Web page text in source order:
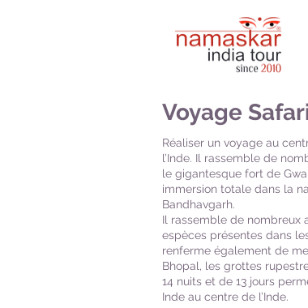
Voyage
Réaliser un voyage au
l’Inde. Il rassemble de
le gigantesque fort de
immersion totale dans la
Bandhavgarh.
Il rassemble de nombreux
espèces présentes dans
renferme également de
Bhopal, les grottes
14 nuits et de 13 jours
Inde au centre de l’Inde.